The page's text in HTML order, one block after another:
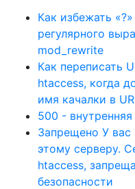
Как избежать
регулярного
mod_rewrite
Как переписать
htaccess, когда
имя качалки в
500 -
Запрещено У вас
этому серверу.
htaccess,
безопасности